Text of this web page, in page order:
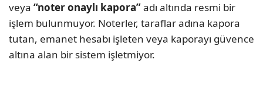
veya “noter onaylı kapora”adı altında resmi bir
işlem bulunmuyor. Noterler, taraflar adına kapora
tutan, emanet hesabı işleten veya kaporayı güvence
altına alan bir sistem işletmiyor.